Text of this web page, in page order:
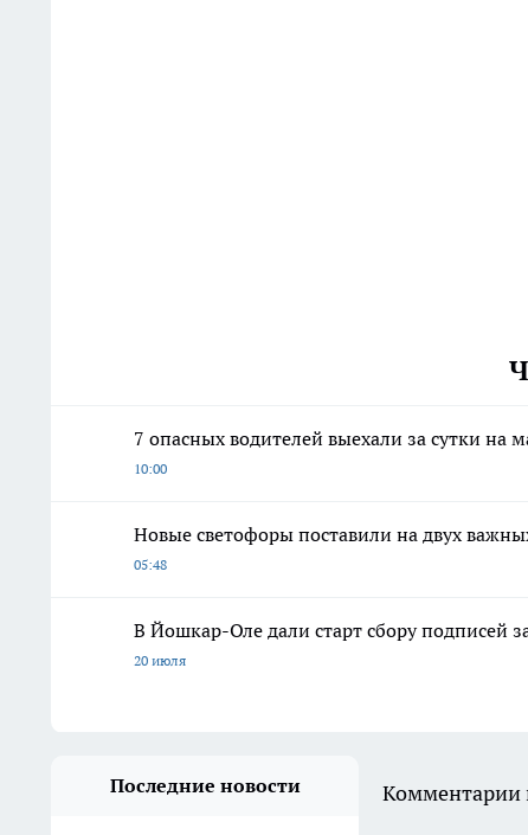
7 опасных водителей выехали за сутки на
10:00
Новые светофоры поставили на двух
05:48
В Йошкар-Оле дали старт сбору подписей
20 июля
Последние новости Комментарии